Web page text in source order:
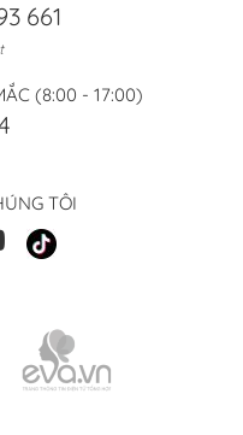
661
(8:00 - 17:00)
TÔI